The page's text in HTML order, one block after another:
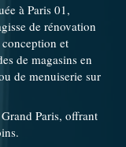
à Paris 01,
de rénovation
et
de magasins en
de menuiserie sur
Paris, offrant